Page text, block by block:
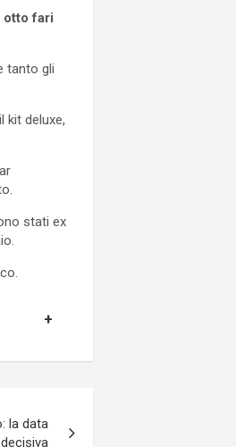
otto fari
tanto gli
kit deluxe,
stati ex
la data
decisiva